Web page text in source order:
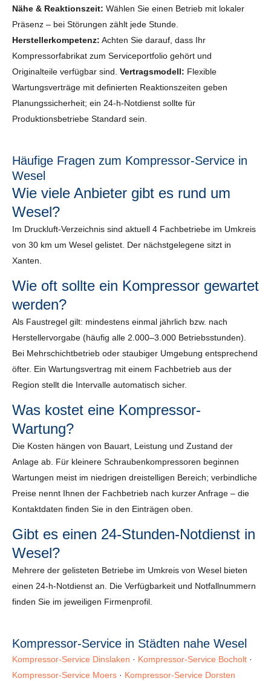
Nähe & Reaktionszeit: Wählen Sie einen Betrieb mit lokaler
Präsenz – bei Störungen zählt jede Stunde.
Herstellerkompetenz: Achten Sie darauf, dass Ihr
Kompressorfabrikat zum Serviceportfolio gehört und
Originalteile verfügbar sind. Vertragsmodell: Flexible
Wartungsverträge mit definierten Reaktionszeiten geben
Planungssicherheit; ein 24-h-Notdienst sollte für
Produktionsbetriebe Standard sein.
Häufige Fragen zum Kompressor-Service in
Wesel
Wie viele Anbieter gibt es rund um
Wesel?
Im Druckluft-Verzeichnis sind aktuell 4 Fachbetriebe im Umkreis
von 30 km um Wesel gelistet. Der nächstgelegene sitzt in
Xanten.
Wie oft sollte ein Kompressor gewartet
werden?
Als Faustregel gilt: mindestens einmal jährlich bzw. nach
Herstellervorgabe (häufig alle 2.000–3.000 Betriebsstunden).
Bei Mehrschichtbetrieb oder staubiger Umgebung entsprechend
öfter. Ein Wartungsvertrag mit einem Fachbetrieb aus der
Region stellt die Intervalle automatisch sicher.
Was kostet eine Kompressor-
Wartung?
Die Kosten hängen von Bauart, Leistung und Zustand der
Anlage ab. Für kleinere Schraubenkompressoren beginnen
Wartungen meist im niedrigen dreistelligen Bereich; verbindliche
Preise nennt Ihnen der Fachbetrieb nach kurzer Anfrage – die
Kontaktdaten finden Sie in den Einträgen oben.
Gibt es einen 24-Stunden-Notdienst in
Wesel?
Mehrere der gelisteten Betriebe im Umkreis von Wesel bieten
einen 24-h-Notdienst an. Die Verfügbarkeit und Notfallnummern
finden Sie im jeweiligen Firmenprofil.
Kompressor-Service in Städten nahe Wesel
Kompressor-Service Dinslaken · Kompressor-Service Bocholt ·
Kompressor-Service Moers · Kompressor-Service Dorsten